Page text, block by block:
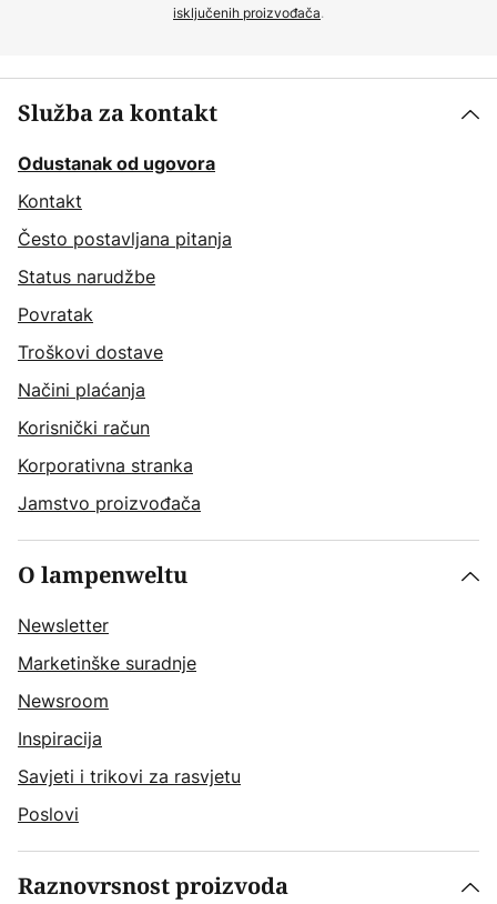
isključenih proizvođača.
Služba za kontakt
Odustanak od ugovora
Kontakt
Često postavljana pitanja
Status narudžbe
Povratak
Troškovi dostave
Načini plaćanja
Korisnički račun
Korporativna stranka
Jamstvo proizvođača
O lampenweltu
Newsletter
Marketinške suradnje
Newsroom
Inspiracija
Savjeti i trikovi za rasvjetu
Poslovi
Raznovrsnost proizvoda